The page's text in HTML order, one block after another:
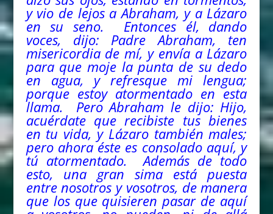
y vio de lejos a Abraham, y a Lázaro
en su seno. Entonces él, dando
voces, dijo: Padre Abraham, ten
misericordia de mí, y envía a Lázaro
para que moje la punta de su dedo
en agua, y refresque mi lengua;
porque estoy atormentado en esta
llama. Pero Abraham le dijo: Hijo,
acuérdate que recibiste tus bienes
en tu vida, y Lázaro también males;
pero ahora éste es consolado aquí, y
tú atormentado. Además de todo
esto, una gran sima está puesta
entre nosotros y vosotros, de manera
que los que quisieren pasar de aquí